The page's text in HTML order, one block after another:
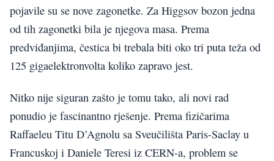
pojavile su se nove zagonetke. Za Higgsov bozon jedna
od tih zagonetki bila je njegova masa. Prema
predviđanjima, čestica bi trebala biti oko tri puta teža od
125 gigaelektronvolta koliko zapravo jest.
Nitko nije siguran zašto je tomu tako, ali novi rad
ponudio je fascinantno rješenje. Prema fizičarima
Raffaeleu Titu D’Agnolu sa Sveučilišta Paris-Saclay u
Francuskoj i Daniele Teresi iz CERN-a, problem se